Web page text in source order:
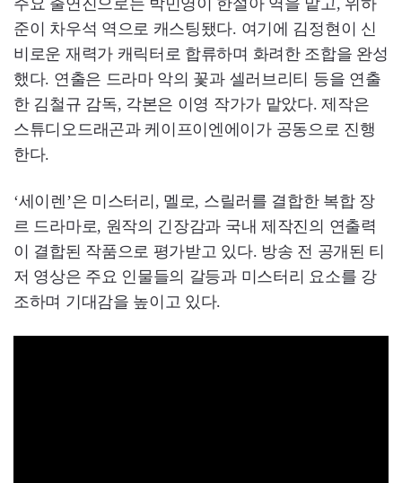
준이 차우석 역으로 캐스팅됐다. 여기에 김정현이 신
비로운 재력가 캐릭터로 합류하며 화려한 조합을 완성
했다. 연출은 드라마 악의 꽃과 셀러브리티 등을 연출
한 김철규 감독, 각본은 이영 작가가 맡았다. 제작은
스튜디오드래곤과 케이프이엔에이가 공동으로 진행
한다.
‘세이렌’은 미스터리, 멜로, 스릴러를 결합한 복합 장
르 드라마로, 원작의 긴장감과 국내 제작진의 연출력
이 결합된 작품으로 평가받고 있다. 방송 전 공개된 티
저 영상은 주요 인물들의 갈등과 미스터리 요소를 강
조하며 기대감을 높이고 있다.